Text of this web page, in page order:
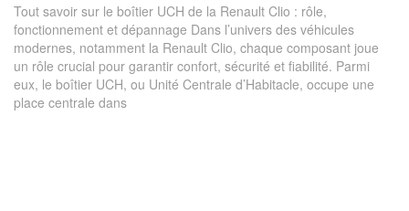
Tout savoir sur le boîtier UCH de la Renault Clio : rôle,
fonctionnement et dépannage Dans l’univers des véhicules
modernes, notamment la Renault Clio, chaque composant joue
un rôle crucial pour garantir confort, sécurité et fiabilité. Parmi
eux, le boîtier UCH, ou Unité Centrale d’Habitacle, occupe une
place centrale dans